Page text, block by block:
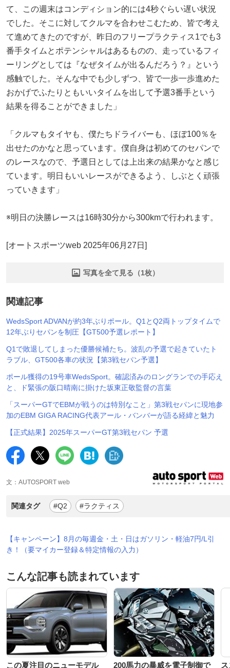
て、この週末はコンディション的には4秒ぐらい遅い状況
でした。そこに対してクルマを合わせこむため、皆で考え
て進めてきたのですが、昨日のフリープラクティス1でも3
番手タイムとポテンシャルはあるものの、走っているフィ
ーリングとしては『なぜタイムが出るんだろう？』という
感触でした。そんな中でも少しずつ、皆で一歩一歩進めた
おかげでふたりともいいタイムを出して予選3番手という
結果を得ることができました」
「クルマもタイヤも、僕たちドライバーも、ほぼ100％を
出せたのかなと思っています。僕自身は初めてのセパンで
のレースなので、予選日としては上出来の結果かなと感じ
ています。明日もいいレースができるよう、しぶとく頑張
っていきます」
※明日の決勝レースは16時30分から300kmで行われます。
[オートスポーツweb 2025年06月27日]
写真を全て見る（1枚）
関連記事
WedsSport ADVANが約3年ぶりポール。Q1とQ2両トップタイムで
12年ぶりセパンを制圧【GT500予選レポート】
Q1で敗退してしまった優勝候補たち。波乱の予選で起きていたト
ラブル、GT500各車の状況【第3戦セパン予選】
ポール獲得の19号車WedsSport。確認済みのロングランでの手応え
と、ド緊張の阪口晴南に掛けた坂東正敬監督の言葉
「スーパーGTでEBMが戦うのは特別なこと」第3戦セパンに現地参
加のEBM GIGA RACING代表アール・バンバーが語る経緯と魅力
【正式結果】2025年スーパーGT第3戦セパン 予選
文：AUTOSPORT web
関連タグ #Q2 #ラクティス
【キャンペーン】8月の毎週金・土・日はガソリン・軽油7円/L引
き！（要マイカー登録＆特定情報の入力）
こんな記事も読まれています
この夏注目のニューモデル 200馬力の暴威を電子制御で